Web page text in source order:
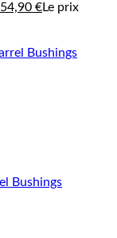
54,90 €Le prix